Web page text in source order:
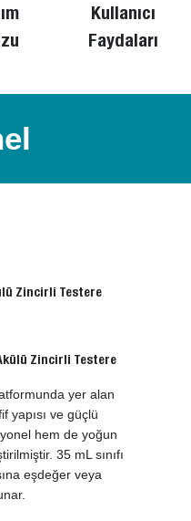
Kullanıcı
Faydaları
Zincirli Testere
Zincirli Testere
yer alan
yapısı ve güçlü
hem de yoğun
35 mL sınıfı
eşdeğer veya